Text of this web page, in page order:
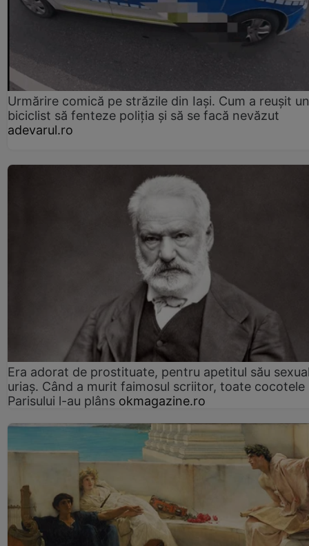
Urmărire comică pe străzile din Iași. Cum a reușit un
biciclist să fenteze poliția și să se facă nevăzut
adevarul.ro
Era adorat de prostituate, pentru apetitul său
uriaș. Când a murit faimosul scriitor, toate cocotele
Parisului l-au plâns okmagazine.ro